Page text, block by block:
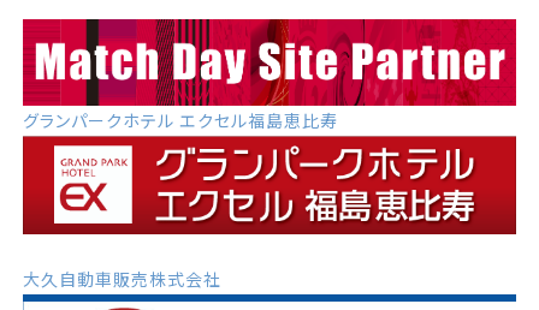
グランパークホテル エクセル福島恵比寿
大久自動車販売株式会社